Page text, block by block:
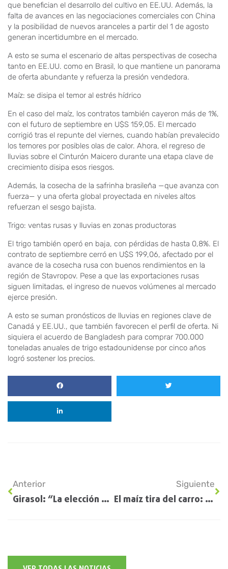
que benefician el desarrollo del cultivo en EE.UU. Además, la
falta de avances en las negociaciones comerciales con China
y la posibilidad de nuevos aranceles a partir del 1 de agosto
generan incertidumbre en el mercado.
A esto se suma el escenario de altas perspectivas de cosecha
tanto en EE.UU. como en Brasil, lo que mantiene un panorama
de oferta abundante y refuerza la presión vendedora.
Maíz: se disipa el temor al estrés hídrico
En el caso del maíz, los contratos también cayeron más de 1%,
con el futuro de septiembre en U$S 159,05. El mercado
corrigió tras el repunte del viernes, cuando habían prevalecido
los temores por posibles olas de calor. Ahora, el regreso de
lluvias sobre el Cinturón Maicero durante una etapa clave de
crecimiento disipa esos riesgos.
Además, la cosecha de la safrinha brasileña —que avanza con
fuerza— y una oferta global proyectada en niveles altos
refuerzan el sesgo bajista.
Trigo: ventas rusas y lluvias en zonas productoras
El trigo también operó en baja, con pérdidas de hasta 0,8%. El
contrato de septiembre cerró en U$S 199,06, afectado por el
avance de la cosecha rusa con buenos rendimientos en la
región de Stavropov. Pese a que las exportaciones rusas
siguen limitadas, el ingreso de nuevos volúmenes al mercado
ejerce presión.
A esto se suman pronósticos de lluvias en regiones clave de
Canadá y EE.UU., que también favorecen el perfil de oferta. Ni
siquiera el acuerdo de Bangladesh para comprar 700.000
toneladas anuales de trigo estadounidense por cinco años
logró sostener los precios.
Anterior
Girasol: “La elección del híbrido empieza por entender a dónde vamos a sembrar”
Siguiente
El maíz tira del carro: el cereal argentino mantiene su presencia en el mercado internacional